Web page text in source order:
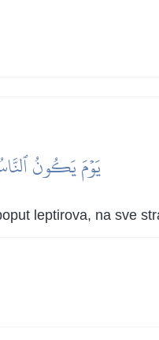
يَوۡمَ يَكُونُ
leptirova, na sve